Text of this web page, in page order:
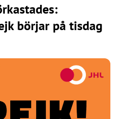
börjar på tisdag